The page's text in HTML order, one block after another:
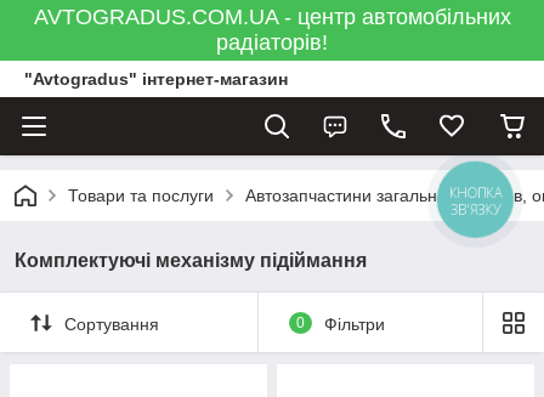
AVTOGRADUS.COM.UA - центр автомобільних
радіаторів!
"Avtogradus" інтернет-магазин
Товари та послуги Автозапчастини загальна Кузов,
Комплектуючі механізму підіймання
Сортування 0 Фільтри
КНОПКА
ЗВ'ЯЗКУ